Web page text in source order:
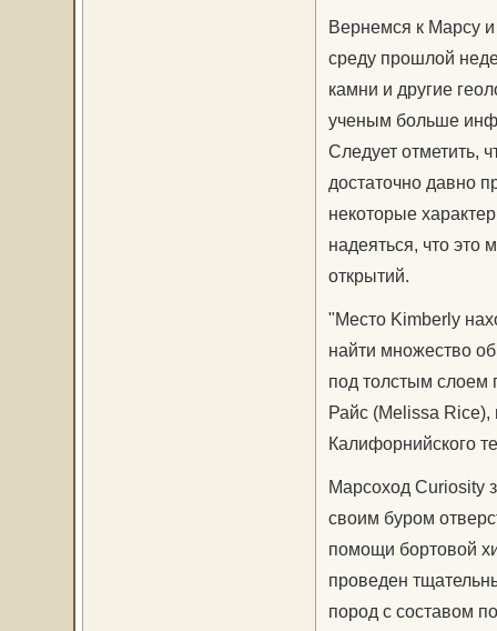
Вернемся к Марсу
среду прошлой
камни и другие
ученым больше
Следует отметить,
достаточно давно
некоторые
надеяться, что это
открытий.
"Место Kimberly
найти множество
под толстым слоем
Райс (Melissa Rice),
Калифорнийского
Марсоход Curiosity
своим буром
помощи бортовой
проведен
пород с составом